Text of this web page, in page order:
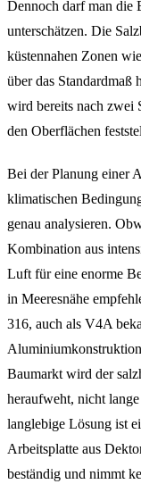
Dennoch darf man die
unterschätzen. Die
küstennahen Zonen
über das Standardmaß
wird bereits nach zwei
den Oberflächen
Bei der Planung einer
klimatischen
genau analysieren.
Kombination aus
Luft für eine enorme
in Meeresnähe
316, auch als V4A
Baumarkt wird der
heraufweht, nicht
langlebige Lösung ist
Arbeitsplatte aus
beständig und nimmt